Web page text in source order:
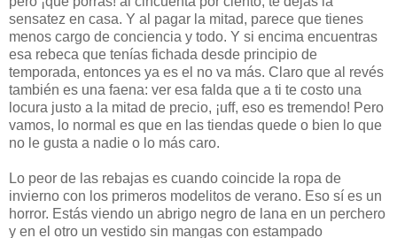
sensatez en casa. Y al pagar la mitad, parece que tienes
menos cargo de conciencia y todo. Y si encima encuentras
esa rebeca que tenías fichada desde principio de
temporada, entonces ya es el no va más. Claro que al revés
también es una faena: ver esa falda que a ti te costo una
locura justo a la mitad de precio, ¡uff, eso es tremendo! Pero
vamos, lo normal es que en las tiendas quede o bien lo que
no le gusta a nadie o lo más caro.
Lo peor de las rebajas es cuando coincide la ropa de
invierno con los primeros modelitos de verano. Eso sí es un
horror. Estás viendo un abrigo negro de lana en un perchero
y en el otro un vestido sin mangas con estampado